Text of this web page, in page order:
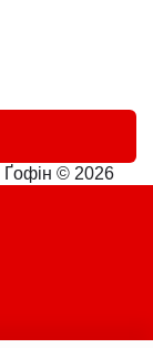
Ґофін © 2026